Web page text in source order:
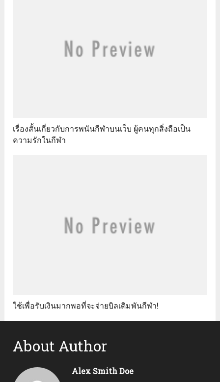
เรื่องสั้นเกี่ยวกับการพนันกีฬาบนเว็บ ผู้คนทุกสิ่งถือเป็น
ความรักในกีฬา
ใช้เพื่อรับเงินมากพอที่จะจ่ายบิลเดิมพันกีฬา!
About Author
Alex Smith Doe